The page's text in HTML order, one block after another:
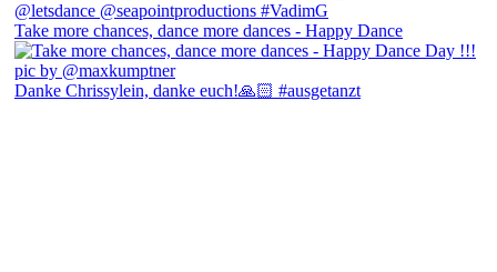
Take more chances, dance more dances - Happy Dance
Danke Chrissylein, danke euch!🙏🏻 #ausgetanzt